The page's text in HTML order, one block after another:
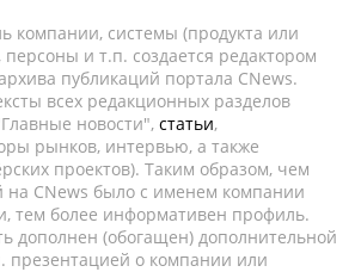
компании, системы (продукта или
персоны и т.п. создается редактором
публикаций портала CNews.
всех редакционных разделов
новости", статьи,
рынков, интервью, а также
проектов). Таким образом, чем
на CNews было с именем компании
тем более информативен профиль.
дополнен (обогащен) дополнительной
презентацией о компании или